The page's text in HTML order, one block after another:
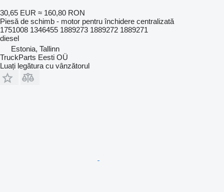
30,65 EUR ≈ 160,80 RON
Piesă de schimb - motor pentru închidere centralizată
1751008 1346455 1889273 1889272 1889271
diesel
Estonia, Tallinn
TruckParts Eesti OÜ
Luați legătura cu vânzătorul